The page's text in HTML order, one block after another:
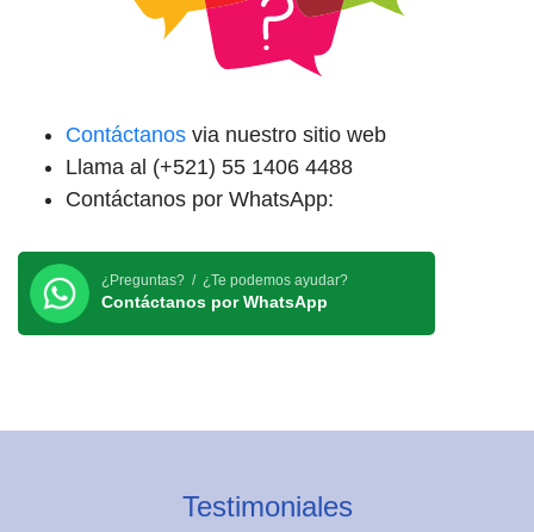
Contáctanos via nuestro sitio web
Llama al (+521) 55 1406 4488
Contáctanos por WhatsApp:
¿Preguntas? / ¿Te podemos ayudar?
Contáctanos por WhatsApp
Testimoniales